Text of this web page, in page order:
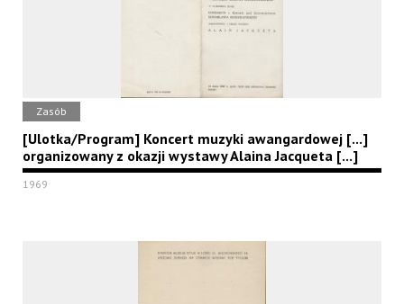
Zasób
[Ulotka/Program] Koncert muzyki awangardowej [...]
organizowany z okazji wystawy Alaina Jacqueta [...]
1969